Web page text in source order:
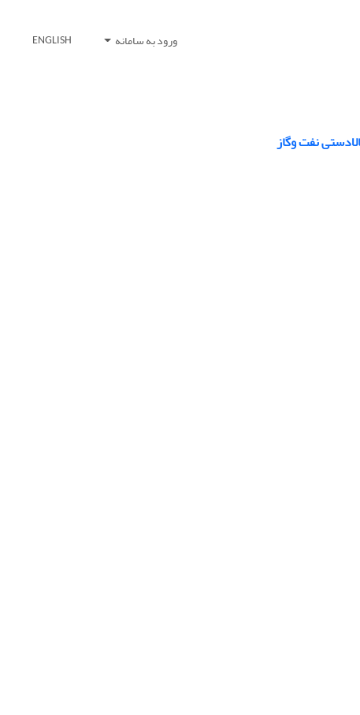
ورود به سامانه ENGLISH
نفت وگاز